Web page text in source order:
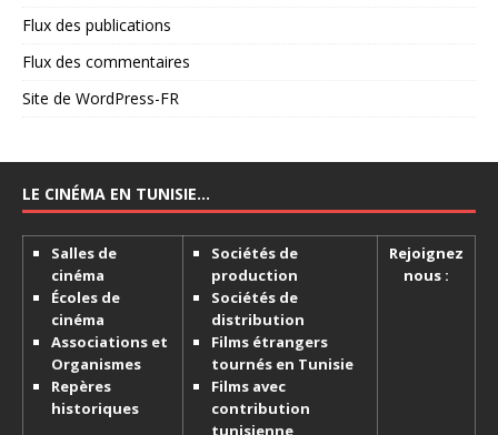
Flux des publications
Flux des commentaires
Site de WordPress-FR
LE CINÉMA EN TUNISIE…
Salles de
cinéma
Écoles de
cinéma
Associations et
Organismes
Repères
historiques
Sociétés de
production
Sociétés de
distribution
Films étrangers
tournés en Tunisie
Films avec
contribution
tunisienne
Rejoignez
nous :